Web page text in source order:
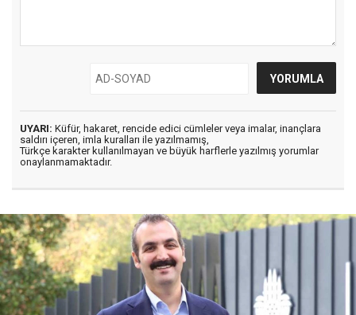
UYARI: Küfür, hakaret, rencide edici cümleler veya imalar, inançlara
saldırı içeren, imla kuralları ile yazılmamış,
Türkçe karakter kullanılmayan ve büyük harflerle yazılmış yorumlar
onaylanmamaktadır.